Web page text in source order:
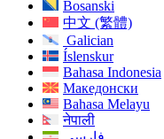
Bosanski
中文 (繁體)
Galician
Íslenskur
Bahasa Indonesia
Македонски
Bahasa Melayu
नेपाली